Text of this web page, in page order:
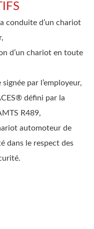
conduite d’un chariot
d’un chariot en toute
par l’employeur,
défini par la
R489,
automoteur de
dans le respect des